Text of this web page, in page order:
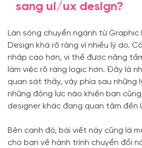
sang ui/ux design?
Làn sóng chuyển ngành từ Graphic
Design khá rõ ràng vì nhiều lý do.
nhập cao hơn, vị thế được nâng
làm việc rõ ràng logic hơn. Đây là
quan sát thấy, vậy phía sau những
những động lực nào khiến bạn
designer khác đang quan tâm đến
Bên cạnh đó, bài viết này cũng là
cho bạn về hành trình chuyển đổi